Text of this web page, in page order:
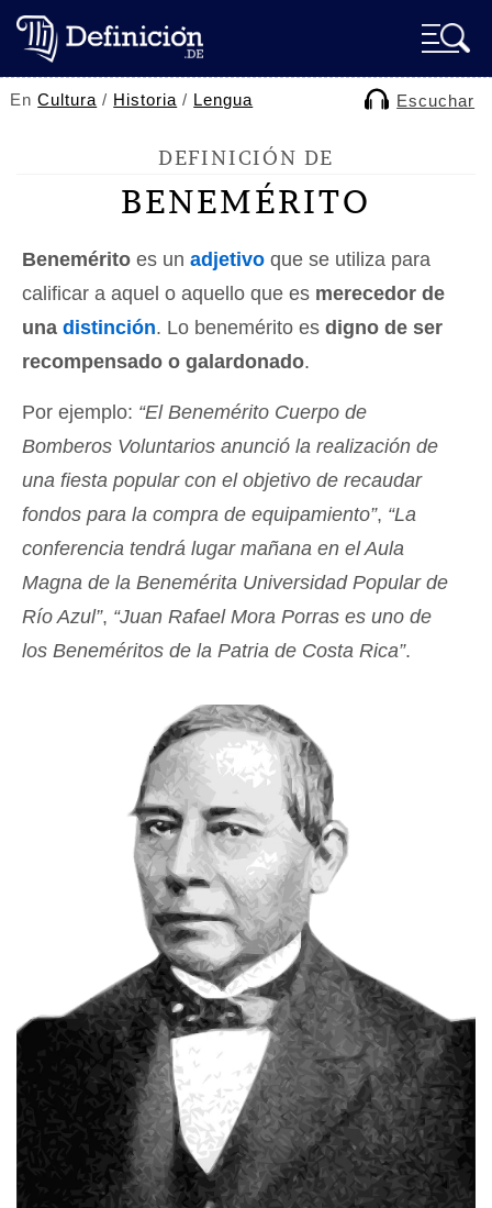
EnCultura / Historia / Lengua Escuchar
DEFINICIÓN DE
BENEMÉRITO
Benemérito es un adjetivo que se utiliza para
calificar a aquel o aquello que es merecedor de
una distinción. Lo benemérito es digno de ser
recompensado o galardonado.
Por ejemplo: “El Benemérito Cuerpo de
Bomberos Voluntarios anunció la realización de
una fiesta popular con el objetivo de recaudar
fondos para la compra de equipamiento”, “La
conferencia tendrá lugar mañana en el Aula
Magna de la Benemérita Universidad Popular de
Río Azul”, “Juan Rafael Mora Porras es uno de
los Beneméritos de la Patria de Costa Rica”.